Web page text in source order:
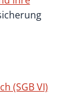
(SGB VI)